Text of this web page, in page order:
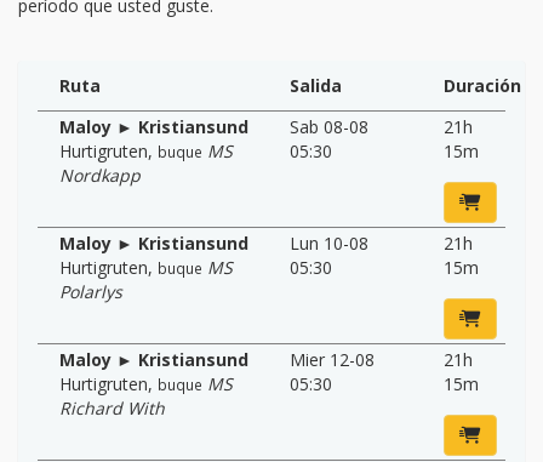
período que usted guste.
Ruta Salida
Duración
Maloy ► Kristiansund
Hurtigruten, buque MS
Nordkapp
Sab 08-08
05:30
21h
15m
Maloy ► Kristiansund
Hurtigruten, buque MS
Polarlys
Lun 10-08
05:30
21h
15m
Maloy ► Kristiansund
Hurtigruten, buque MS
Richard With
Mier 12-08
05:30
21h
15m